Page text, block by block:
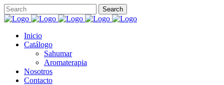
Inicio
Catálogo
Sahumar
Aromaterapia
Nosotros
Contacto